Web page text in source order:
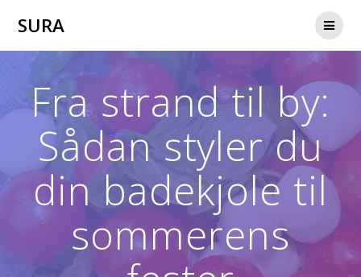
SURA
Fra strand til by:
Sådan styler du
din badekjole til
sommerens